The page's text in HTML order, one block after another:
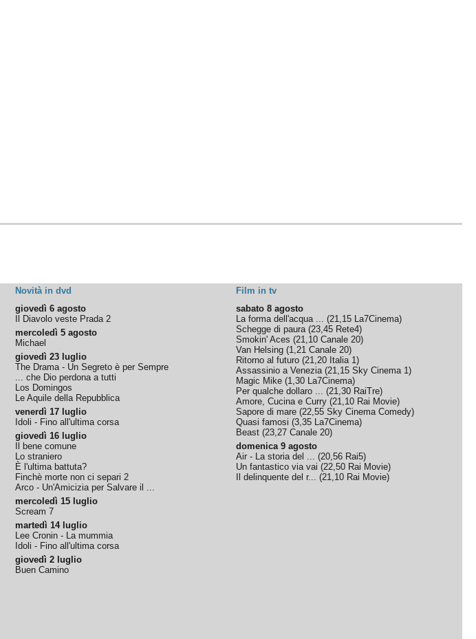
Novità in dvd
Film in tv
giovedì 6 agosto
Il Diavolo veste Prada 2
mercoledì 5 agosto
Michael
giovedì 23 luglio
The Drama - Un Segreto è per Sempre
... che Dio perdona a tutti
Los Domingos
Le Aquile della Repubblica
venerdì 17 luglio
Idoli - Fino all'ultima corsa
giovedì 16 luglio
Il bene comune
Lo straniero
È l'ultima battuta?
Finchè morte non ci separi 2
Arco - Un'Amicizia per Salvare il ...
mercoledì 15 luglio
Scream 7
martedì 14 luglio
Lee Cronin - La mummia
Idoli - Fino all'ultima corsa
giovedì 2 luglio
Buen Camino
sabato 8 agosto
La forma dell'acqua ... (21,15 La7Cinema)
Schegge di paura(23,45 Rete4)
Smokin' Aces (21,10 Canale 20)
Van Helsing (1,21 Canale 20)
Ritorno al futuro (21,20 Italia 1)
Assassinio a Venezia(21,15 Sky Cinema 1)
Magic Mike (1,30 La7Cinema)
Per qualche dollaro ... (21,30 RaiTre)
Amore, Cucina e Curry (21,10 Rai Movie)
Sapore di mare (22,55 Sky Cinema Comedy)
Quasi famosi (3,35 La7Cinema)
Beast (23,27 Canale 20)
domenica 9 agosto
Air - La storia del ... (20,56 Rai5)
Un fantastico via vai (22,50 Rai Movie)
Il delinquente del r... (21,10 Rai Movie)